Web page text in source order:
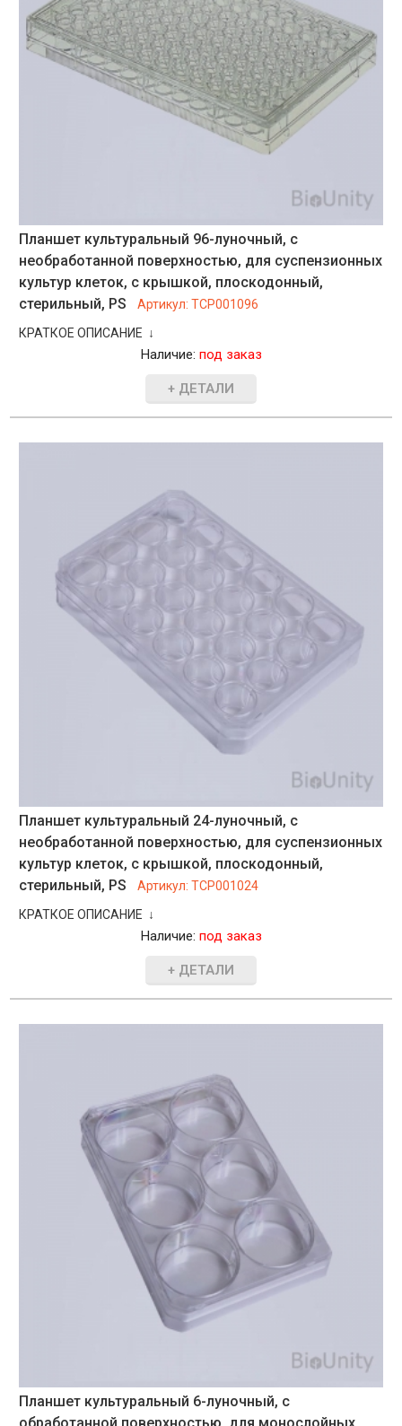
Планшет культуральный 96-луночный, с
необработанной поверхностью, для суспензионных
культур клеток, с крышкой, плоскодонный,
стерильный, PS
Артикул:TCP001096
КРАТКОЕ ОПИСАНИЕ ↓
Наличие: под заказ
+ ДЕТАЛИ
Планшет культуральный 24-луночный, с
необработанной поверхностью, для суспензионных
культур клеток, с крышкой, плоскодонный,
стерильный, PS
Артикул:TCP001024
КРАТКОЕ ОПИСАНИЕ ↓
Наличие: под заказ
+ ДЕТАЛИ
Планшет культуральный 6-луночный, с